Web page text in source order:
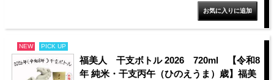
NEW PICK UP
福美人 干支ボトル 2026 720ml 【令和8
年 純米・干支丙午（ひのえうま）歳】福美